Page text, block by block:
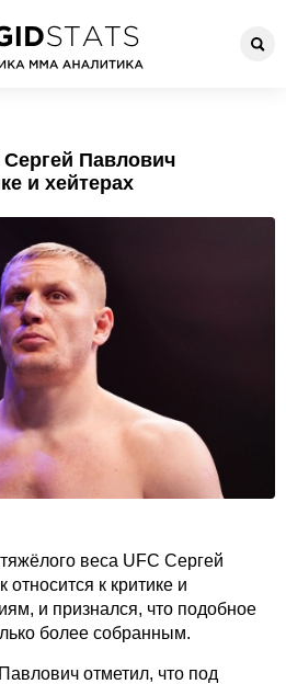
Павлович
и хейтерах
веса UFC Сергей
относится к критике и
и признался, что подобное
более собранным.
отметил, что под